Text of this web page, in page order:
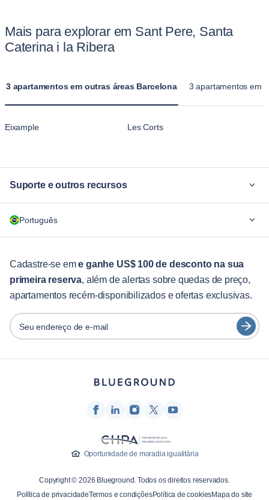
Mais para explorar em Sant Pere, Santa
Caterina i la Ribera
3 apartamentos em outras áreas Barcelona 3 apartamentos em
Eixample Les Corts
Suporte e outros recursos
Para empresas
Serviços aos hóspedes
Guias da cidade
Parceiros
Operadoras de aluguel mobiliado
Influenciadores e afiliados
Carreiras
Português
English
Português
Español
Cadastre-se eme ganhe US$ 100 de desconto na sua
primeira reserva, além de alertas sobre quedas de preço,
apartamentos recém-disponibilizados e ofertas exclusivas.
Seu endereço de e-mail
Oportunidade de moradia igualitária
Copyright © 2026 Blueground. Todos os direitos reservados.
Política de privacidadeTermos e condiçõesPolítica de cookiesMapa do site